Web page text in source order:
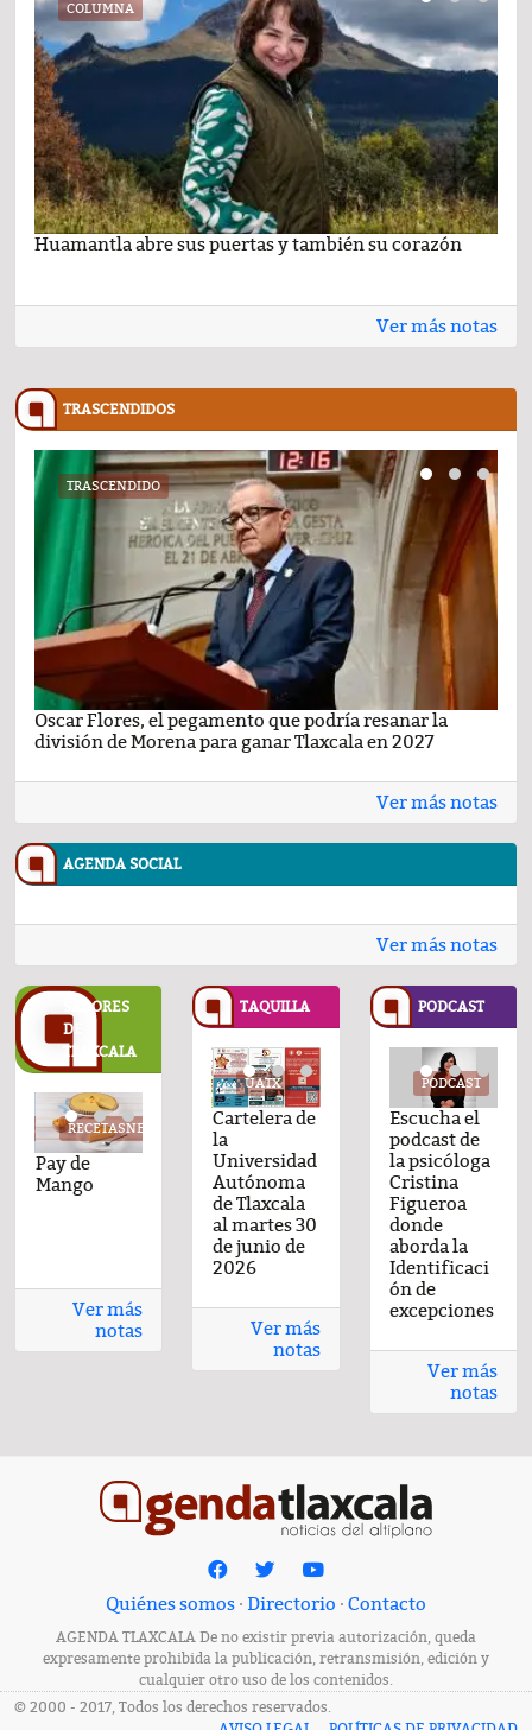
COLUMNA
Huamantla abre sus puertas y también su corazón
Ver más notas
TRASCENDIDOS
TRASCENDIDO
Oscar Flores, el pegamento que podría resanar la
división de Morena para ganar Tlaxcala en 2027
Ver más notas
AGENDA SOCIAL
Ver más notas
SABORES
DE
TLAXCALA
RECETASNESTLE.COM
Pay de
Mango
RECETASNESTLE.COM
Napolitano
RECETASNESTLE.COM
Carlota de
limón:
postre fácil
con sabor
casero
Pay de
Mango
Flan
Ver más
notas
TAQUILLA
de Cartelera de
la
UATX
Cartelera de
la
Universidad
Autónoma
de Tlaxcala
al martes 30
de junio de
2026
Cartelera de
Universidad
Autónoma
de Tlaxcala
al viernes 26
de junio de
UATX
Cartelera de
la
Autónoma
de Tlaxcala
al jueves 25
de junio de
2026
Ver más
notas
PODCAST
PODCAST
Comentario
por el Dr.
Fernando
León Nava
del día 22-
Enero-2026
PODCAST
Comentario
Avila Ortiz
del día 22-
Enero-2026
PODCAST
Escucha el
podcast de
la psicóloga
Cristina
Figueroa
donde
aborda la
Identificaci
ón de
excepciones
Ver más
notas
Quiénes somos · Directorio · Contacto
AGENDA TLAXCALA De no existir previa autorización, queda
expresamente prohibida la publicación, retransmisión, edición y
cualquier otro uso de los contenidos.
© 2000 - 2017, Todos los derechos reservados.